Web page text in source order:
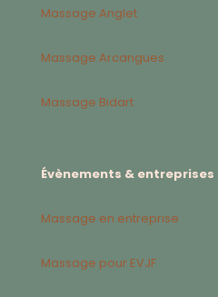
Massage Anglet
Massage Arcangues
Massage Bidart
Évènements & entreprises
Massage en entreprise
Massage pour EVJF